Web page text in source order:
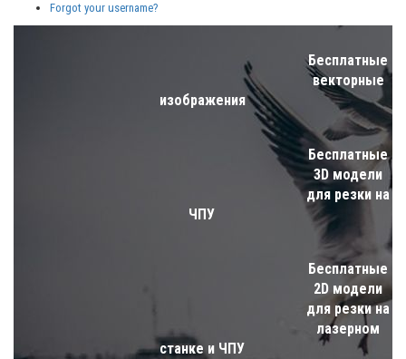
Forgot your username?
Бесплатные
векторные
изображения
Бесплатные
3D модели
для резки на
ЧПУ
Бесплатные
2D модели
для резки на
лазерном
станке и ЧПУ